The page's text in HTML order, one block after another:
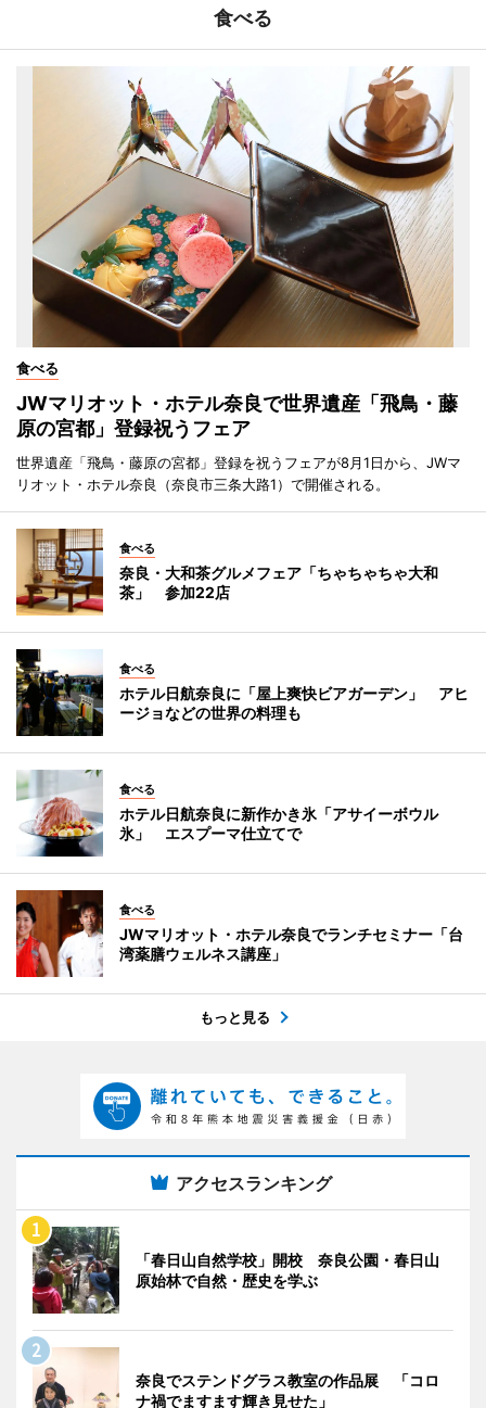
食べる
食べる
JWマリオット・ホテル奈良で世界遺産「飛鳥・藤
原の宮都」登録祝うフェア
世界遺産「飛鳥・藤原の宮都」登録を祝うフェアが8月1日から、JWマ
リオット・ホテル奈良（奈良市三条大路1）で開催される。
食べる
奈良・大和茶グルメフェア「ちゃちゃちゃ大和
茶」 参加22店
食べる
ホテル日航奈良に「屋上爽快ビアガーデン」 アヒ
ージョなどの世界の料理も
食べる
ホテル日航奈良に新作かき氷「アサイーボウル
氷」 エスプーマ仕立てで
食べる
JWマリオット・ホテル奈良でランチセミナー「台
湾薬膳ウェルネス講座」
もっと見る
アクセスランキング
「春日山自然学校」開校 奈良公園・春日山
原始林で自然・歴史を学ぶ
奈良でステンドグラス教室の作品展 「コロ
ナ禍でますます輝き見せた」